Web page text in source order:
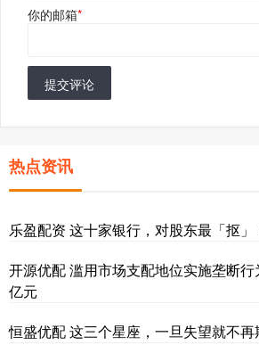
你的邮箱*
提交评论
热点资讯
乐盈配资 这十家银行，对股东最「抠」
开源优配 滥用市场支配地位实施垄断
亿元
恒盛优配 这三个星座，一旦失望就不再